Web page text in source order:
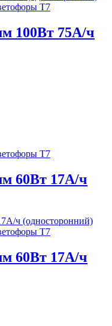
Т7
100Вт 75А/ч
Т7
60Вт 17А/ч
Т7
60Вт 17А/ч